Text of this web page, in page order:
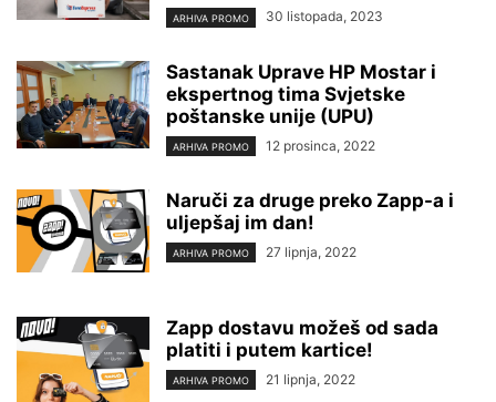
ARHIVA PROMO 30 listopada, 2023
Sastanak Uprave HP Mostar i
ekspertnog tima Svjetske
poštanske unije (UPU)
ARHIVA PROMO 12 prosinca, 2022
Naruči za druge preko Zapp-a i
uljepšaj im dan!
ARHIVA PROMO 27 lipnja, 2022
Zapp dostavu možeš od sada
platiti i putem kartice!
ARHIVA PROMO 21 lipnja, 2022